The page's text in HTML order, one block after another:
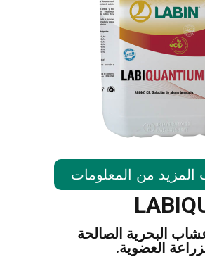
من المعلومات
البحرية الصالحة
العضوية.